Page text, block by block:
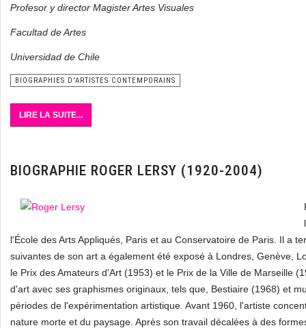
Profesor y director Magister Artes Visuales
Facultad de Artes
Universidad de Chile
BIOGRAPHIES D'ARTISTES CONTEMPORAINS
LIRE LA SUITE...
BIOGRAPHIE ROGER LERSY (1920-2004)
l'École des Arts Appliqués, Paris et au Conservatoire de Paris. Il a
suivantes de son art a également été exposé à Londres, Genève,
le Prix des Amateurs d'Art (1953) et le Prix de la Ville de Marseille
d'art avec ses graphismes originaux, tels que, Bestiaire (1968) et
périodes de l'expérimentation artistique. Avant 1960, l'artiste
nature morte et du paysage. Après son travail décalées à des